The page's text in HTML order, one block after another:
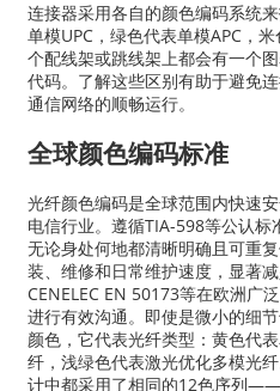
连接器采用各自的颜色编码系统
单模UPC，绿色代表单模APC，
个配线架或跳线架上都会有一个
代码。了解这些区别有助于避免
通信网络的顺畅运行。
全球颜色编码标准
光纤颜色编码是全球范围内快速
电信行业。遵循TIA-598等公认
无论身处何地都清晰明确且可重
装、维修和日常维护速度，显著
CENELEC EN 50173等在欧洲广
进行有效沟通。即使是微小的细
颜色，它代表光纤类型：黄色代
纤，浅绿色代表激光优化多模光
计中都采用了相同的12色序列——